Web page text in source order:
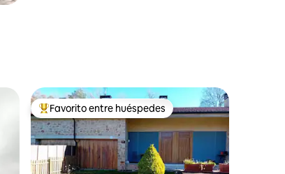
De los mejores en Favorito entre huéspedes
Favorito entre huéspedes